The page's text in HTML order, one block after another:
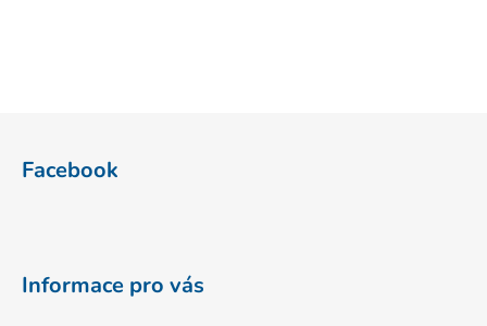
Facebook
Informace pro vás